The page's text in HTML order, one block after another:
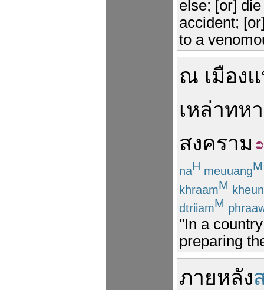
else; [or]
accident;
to a
ณ เมือง
เหล่าทห
สงคราม
naH meuuangM
khraamM kheun
dtriiamM
"In a
preparing
ภายหลัง